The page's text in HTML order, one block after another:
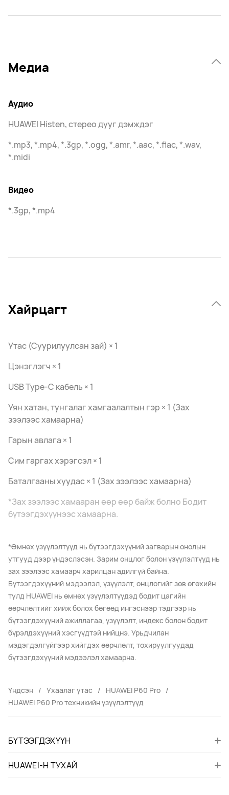
Медиа
Аудио
HUAWEI Histen, стерео дууг дэмждэг
*.mp3, *.mp4, *.3gp, *.ogg, *.amr, *.aac, *.flac, *.wav,
*.midi
Видео
*.3gp, *.mp4
Хайрцагт
Утас (Суурилуулсан зай) × 1
Цэнэглэгч × 1
USB Type-C кабель × 1
Уян хатан, тунгалаг хамгаалалтын гэр × 1 (Зах
зээлээс хамаарна)
Гарын авлага × 1
Сим гаргах хэрэгсэл × 1
Баталгааны хуудас × 1 (Зах зээлээс хамаарна)
*Зах зээлээс хамааран өөр өөр байж болно Бодит
бүтээгдэхүүнээс хамаарна.
*Өмнөх үзүүлэлтүүд нь бүтээгдэхүүний загварын онолын
утгууд дээр үндэслэсэн. Зарим онцлог болон үзүүлэлтүүд нь
зах зээлээс хамаарч харилцан адилгүй байна.
Бүтээгдэхүүний мэдээлэл, үзүүлэлт, онцлогийг зөв өгөхийн
тулд HUAWEI нь өмнөх үзүүлэлтүүдэд бодит цагийн
өөрчлөлтийг хийж болох бөгөөд ингэснээр тэдгээр нь
бүтээгдэхүүний ажиллагаа, үзүүлэлт, индекс болон бодит
бүрэлдэхүүний хэсгүүдтэй нийцнэ. Урьдчилан
мэдэгдэлгүйгээр хийгдэх өөрчлөлт, тохируулгуудад
бүтээгдэхүүний мэдээлэл хамаарна.
Үндсэн Ухаалаг утас
HUAWEI P60 Pro
HUAWEI P60 Pro техникийн үзүүлэлтүүд
БҮТЭЭГДЭХҮҮН
HUAWEI-Н ТУХАЙ